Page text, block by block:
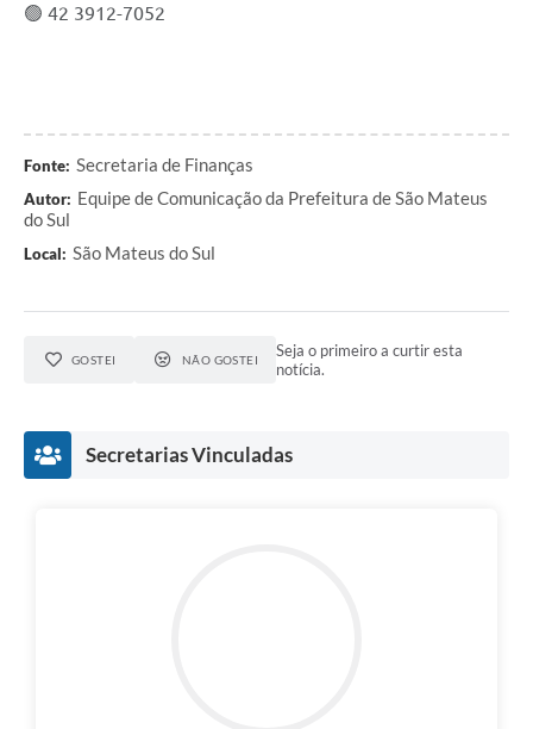
🟢 42 3912-7052
Fonte: Secretaria de Finanças
Autor: Equipe de Comunicação da Prefeitura de São Mateus
do Sul
Local: São Mateus do Sul
GOSTEI NÃO GOSTEI
Seja o primeiro a curtir esta
notícia.
Secretarias Vinculadas